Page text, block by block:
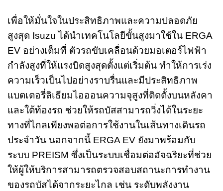
เพื่อให้มั่นใจในประสิทธิภาพและความปลอดภัย
สูงสุด Isuzu ได้นำเทคโนโลยีขั้นสูงมาใช้ใน ERGA
EV อย่างเต็มที่ ตัวรถขับเคลื่อนด้วยมอเตอร์ไฟฟ้า
กำลังสูงที่ให้แรงบิดสูงสุดตั้งแต่เริ่มต้น ทำให้การเร่ง
ความเร็วเป็นไปอย่างราบรื่นและมีประสิทธิภาพ
แบตเตอรี่ลิเธียมไอออนความจุสูงที่ติดตั้งบนหลังคา
และใต้ท้องรถ ช่วยให้รถบัสสามารถวิ่งได้ในระยะ
ทางที่ไกลเพียงพอต่อการใช้งานในเส้นทางเดินรถ
ประจำวัน นอกจากนี้ ERGA EV ยังมาพร้อมกับ
ระบบ PREISM ซึ่งเป็นระบบเชื่อมต่ออัจฉริยะที่ช่วย
ให้ผู้ให้บริการสามารถตรวจสอบสถานะการทำงาน
ของรถบัสได้จากระยะไกล เช่น ระดับพลังงาน